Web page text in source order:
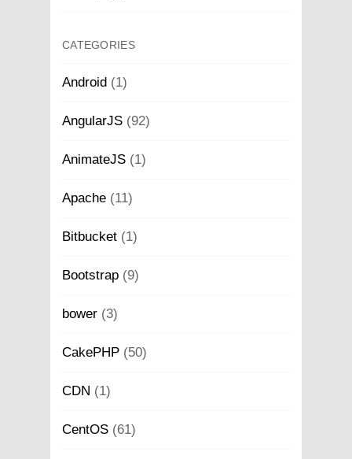
CATEGORIES
Android (1)
AngularJS (92)
AnimateJS (1)
Apache (11)
Bitbucket (1)
Bootstrap (9)
bower (3)
CakePHP (50)
CDN (1)
CentOS (61)